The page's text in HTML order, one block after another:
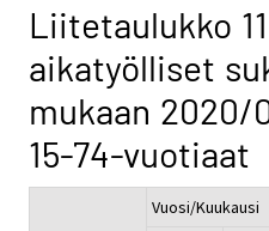
Liitetaulukko
aikatyölliset
mukaan 2020/
15-74-vuotiaat
Vuosi/Kuukausi